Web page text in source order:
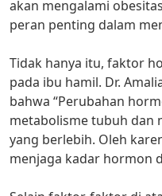
akan mengalami
peran penting dalam
Tidak hanya itu, faktor
pada ibu hamil. Dr.
bahwa “Perubahan
metabolisme tubuh dan
yang berlebih. Oleh
menjaga kadar hormon